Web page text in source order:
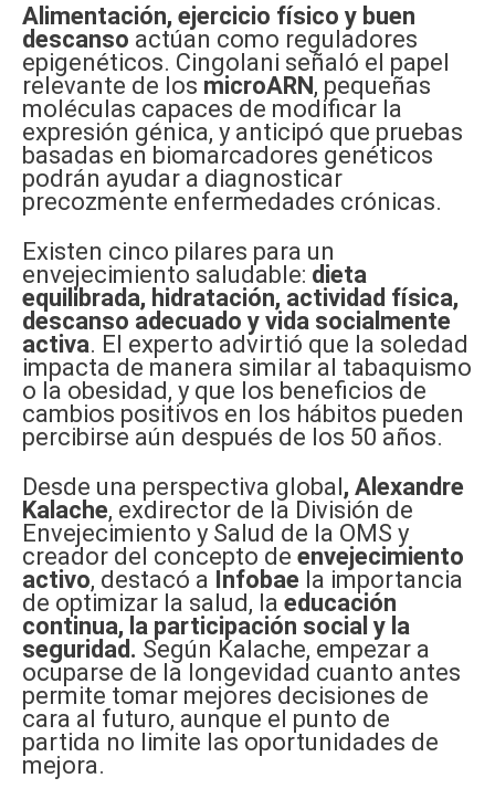
Alimentación, ejercicio físico y buen
descanso actúan como reguladores
epigenéticos. Cingolani señaló el papel
relevante de los microARN, pequeñas
moléculas capaces de modificar la
expresión génica, y anticipó que pruebas
basadas en biomarcadores genéticos
podrán ayudar a diagnosticar
precozmente enfermedades crónicas.
Existen cinco pilares para un
envejecimiento saludable: dieta
equilibrada, hidratación, actividad física,
descanso adecuado y vida socialmente
activa. El experto advirtió que la soledad
impacta de manera similar al tabaquismo
o la obesidad, y que los beneficios de
cambios positivos en los hábitos pueden
percibirse aún después de los 50 años.
Desde una perspectiva global, Alexandre
Kalache, exdirector de la División de
Envejecimiento y Salud de la OMS y
creador del concepto de envejecimiento
activo, destacó a Infobae la importancia
de optimizar la salud, la educación
continua, la participación social y la
seguridad. Según Kalache, empezar a
ocuparse de la longevidad cuanto antes
permite tomar mejores decisiones de
cara al futuro, aunque el punto de
partida no limite las oportunidades de
mejora.